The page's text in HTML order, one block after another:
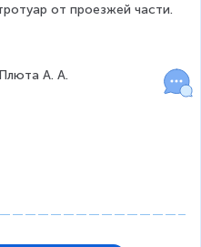
от проезжей части.
А. А.